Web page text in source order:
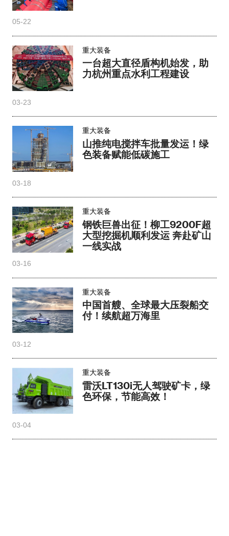
05-22
重大装备
一台超大直径盾构机始发，助
力杭州重点水利工程建设
03-23
重大装备
山推纯电搅拌车批量发运！绿
色装备赋能低碳施工
03-18
重大装备
钢铁巨兽出征！柳工9200F超
大型挖掘机顺利发运 奔赴矿山
一线实战
03-16
重大装备
中国首艘、全球最大压裂船交
付！续航超万海里
03-12
重大装备
雷沃LT130i无人驾驶矿卡，绿
色环保，节能高效！
03-04